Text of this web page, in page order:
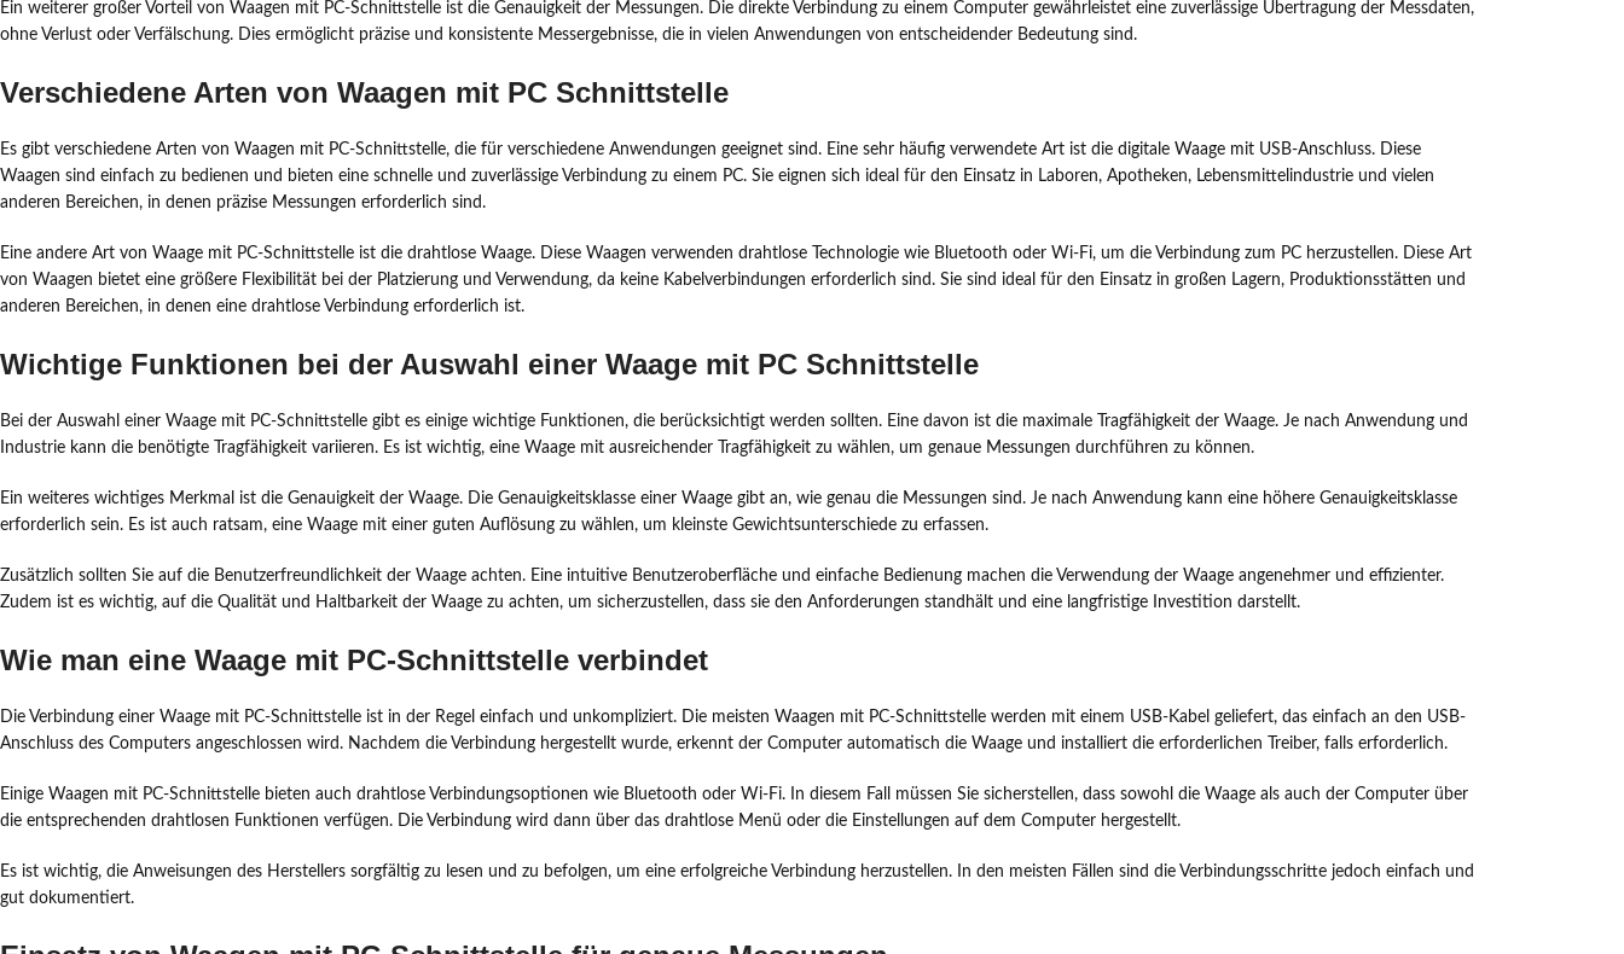
Ein weiterer großer Vorteil von Waagen mit PC-Schnittstelle ist die Genauigkeit der Messungen. Die direkte Verbindung zu einem Computer gewährleistet eine zuverlässige Übertragung der Messdaten,
ohne Verlust oder Verfälschung. Dies ermöglicht präzise und konsistente Messergebnisse, die in vielen Anwendungen von entscheidender Bedeutung sind.
Verschiedene Arten von Waagen mit PC Schnittstelle
Es gibt verschiedene Arten von Waagen mit PC-Schnittstelle, die für verschiedene Anwendungen geeignet sind. Eine sehr häufig verwendete Art ist die digitale Waage mit USB-Anschluss. Diese
Waagen sind einfach zu bedienen und bieten eine schnelle und zuverlässige Verbindung zu einem PC. Sie eignen sich ideal für den Einsatz in Laboren, Apotheken, Lebensmittelindustrie und vielen
anderen Bereichen, in denen präzise Messungen erforderlich sind.
Eine andere Art von Waage mit PC-Schnittstelle ist die drahtlose Waage. Diese Waagen verwenden drahtlose Technologie wie Bluetooth oder Wi-Fi, um die Verbindung zum PC herzustellen. Diese Art
von Waagen bietet eine größere Flexibilität bei der Platzierung und Verwendung, da keine Kabelverbindungen erforderlich sind. Sie sind ideal für den Einsatz in großen Lagern, Produktionsstätten und
anderen Bereichen, in denen eine drahtlose Verbindung erforderlich ist.
Wichtige Funktionen bei der Auswahl einer Waage mit PC Schnittstelle
Bei der Auswahl einer Waage mit PC-Schnittstelle gibt es einige wichtige Funktionen, die berücksichtigt werden sollten. Eine davon ist die maximale Tragfähigkeit der Waage. Je nach Anwendung und
Industrie kann die benötigte Tragfähigkeit variieren. Es ist wichtig, eine Waage mit ausreichender Tragfähigkeit zu wählen, um genaue Messungen durchführen zu können.
Ein weiteres wichtiges Merkmal ist die Genauigkeit der Waage. Die Genauigkeitsklasse einer Waage gibt an, wie genau die Messungen sind. Je nach Anwendung kann eine höhere Genauigkeitsklasse
erforderlich sein. Es ist auch ratsam, eine Waage mit einer guten Auflösung zu wählen, um kleinste Gewichtsunterschiede zu erfassen.
Zusätzlich sollten Sie auf die Benutzerfreundlichkeit der Waage achten. Eine intuitive Benutzeroberfläche und einfache Bedienung machen die Verwendung der Waage angenehmer und effizienter.
Zudem ist es wichtig, auf die Qualität und Haltbarkeit der Waage zu achten, um sicherzustellen, dass sie den Anforderungen standhält und eine langfristige Investition darstellt.
Wie man eine Waage mit PC-Schnittstelle verbindet
Die Verbindung einer Waage mit PC-Schnittstelle ist in der Regel einfach und unkompliziert. Die meisten Waagen mit PC-Schnittstelle werden mit einem USB-Kabel geliefert, das einfach an den USB-
Anschluss des Computers angeschlossen wird. Nachdem die Verbindung hergestellt wurde, erkennt der Computer automatisch die Waage und installiert die erforderlichen Treiber, falls erforderlich.
Einige Waagen mit PC-Schnittstelle bieten auch drahtlose Verbindungsoptionen wie Bluetooth oder Wi-Fi. In diesem Fall müssen Sie sicherstellen, dass sowohl die Waage als auch der Computer über
die entsprechenden drahtlosen Funktionen verfügen. Die Verbindung wird dann über das drahtlose Menü oder die Einstellungen auf dem Computer hergestellt.
Es ist wichtig, die Anweisungen des Herstellers sorgfältig zu lesen und zu befolgen, um eine erfolgreiche Verbindung herzustellen. In den meisten Fällen sind die Verbindungsschritte jedoch einfach und
gut dokumentiert.